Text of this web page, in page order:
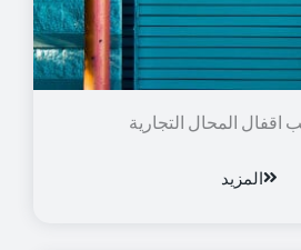
اقفال المحال التجارية
المزيد